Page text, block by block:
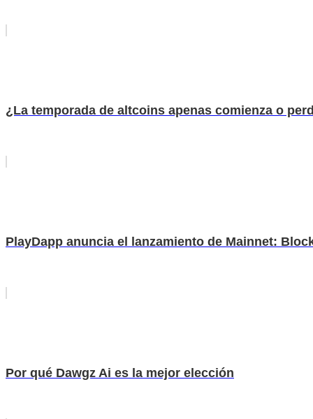
¿La temporada de altcoins apenas comienza o
PlayDapp anuncia el lanzamiento de Mainnet:
Por qué Dawgz Ai es la mejor elección